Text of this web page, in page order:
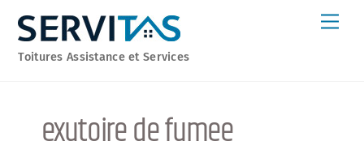
content
Toitures Assistance et Services
exutoire de fumee